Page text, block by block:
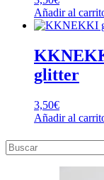
Añadir al
glitter
3,50€
Añadir al